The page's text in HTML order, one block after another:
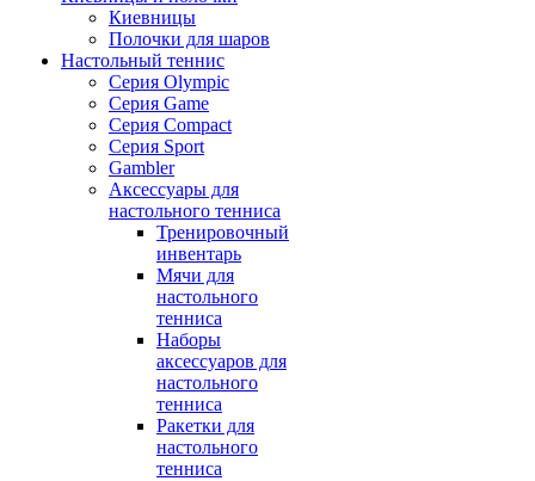
Киевницы
Полочки для шаров
Настольный теннис
Серия Olympic
Серия Game
Серия Compact
Серия Sport
Gambler
Аксессуары для
настольного тенниса
Тренировочный
инвентарь
Мячи для
настольного
тенниса
Наборы
аксессуаров для
настольного
тенниса
Ракетки для
настольного
тенниса